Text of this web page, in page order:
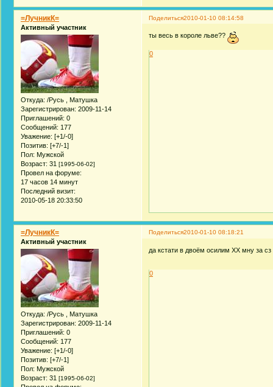
Поделиться2010-01-10 08:14:58
=ЛучникК=
Активный участник
Откуда: /Русь , Матушка
Зарегистрирован: 2009-11-14
Приглашений: 0
Сообщений: 177
Уважение: [+1/-0]
Позитив: [+7/-1]
Пол: Мужской
Возраст: 31 [1995-06-02]
Провел на форуме:
17 часов 14 минут
Последний визит:
2010-05-18 20:33:50
ты весь в короле льве??
0
Поделиться2010-01-10 08:18:21
=ЛучникК=
Активный участник
Откуда: /Русь , Матушка
Зарегистрирован: 2009-11-14
Приглашений: 0
Сообщений: 177
Уважение: [+1/-0]
Позитив: [+7/-1]
Пол: Мужской
Возраст: 31 [1995-06-02]
да кстати в двоём осилим ХХ мну за
0